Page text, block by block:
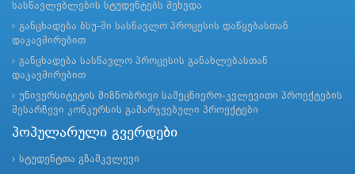
სასწავლებლების სტუდენტებს შეხვდა
განცხადება ბსუ-ში სასწავლო პროცესის დაწყებასთან
დაკავშირებით
განცხადება სასწავლო პროცესის განახლებასთან
დაკავშირებით
უნივერსიტეტის მიზნობრივი სამეცნიერო-კვლევითი პროექტების
შესარჩევი კონკურსის გამარჯვებული პროექტები
პოპულარული გვერდები
სტუდენტთა გზამკვლევი